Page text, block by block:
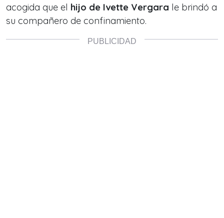
acogida que el hijo de Ivette Vergara le brindó a
su compañero de confinamiento.